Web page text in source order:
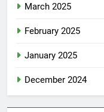
March 2025
February 2025
January 2025
December 2024